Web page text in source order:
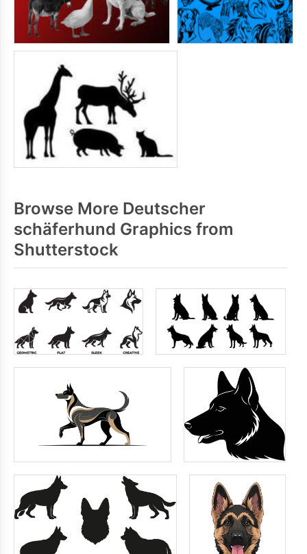
Browse More Deutscher
schäferhund Graphics from
Shutterstock